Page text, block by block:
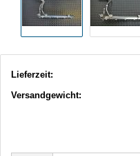
Lieferzeit:
Versandgewicht: